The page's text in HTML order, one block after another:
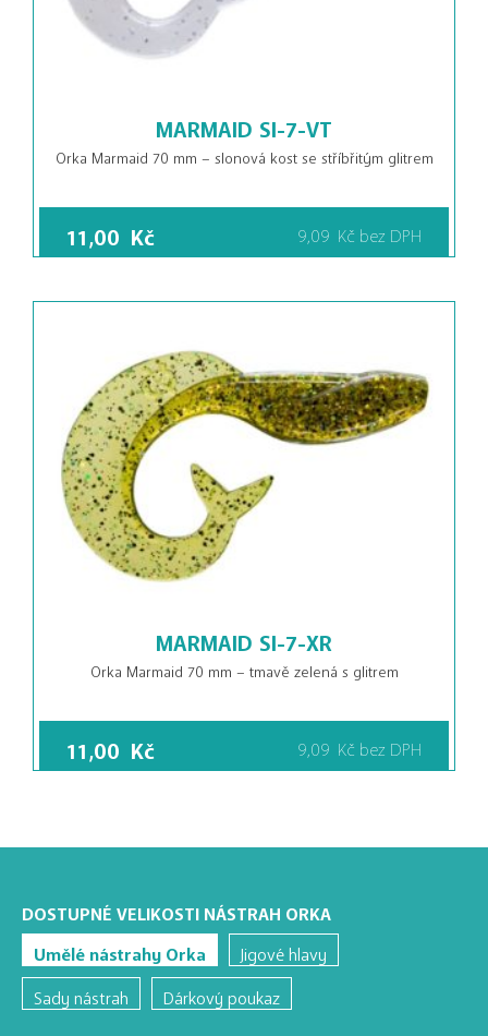
MARMAID SI-7-VT
Orka Marmaid 70 mm – slonová kost se stříbřitým glitrem
11,00 Kč 9,09 Kč bez DPH
MARMAID SI-7-XR
Orka Marmaid 70 mm – tmavě zelená s glitrem
11,00 Kč 9,09 Kč bez DPH
DOSTUPNÉ VELIKOSTI NÁSTRAH ORKA
Umělé nástrahy Orka Jigové hlavy
Sady nástrah Dárkový poukaz